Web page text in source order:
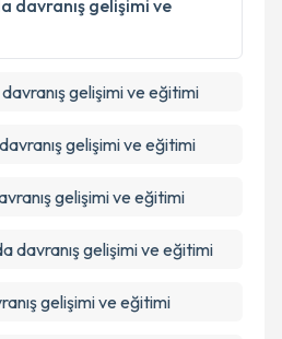
kabul ediyorum.
Talebini Gönder
davranış gelişimi ve
gelişimi ve eğitimi
gelişimi ve eğitimi
gelişimi ve eğitimi
davranış gelişimi ve eğitimi
gelişimi ve eğitimi